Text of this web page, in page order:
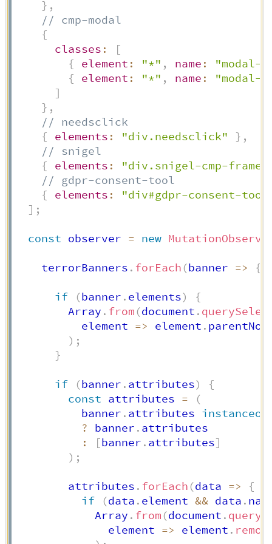
} ,
// cmp-modal
{
classes :
[
{
element : "*" , name :
"modal-
{
element : "*" , name :
"modal-
]
} ,
// needsclick
{
elements : "div.needsclick" } ,
// snigel
{
elements :
"div.snigel-cmp-
// gdpr-consent-tool
{
elements :
"div#gdpr-consent-
] ;
const observer = new
    terrorBanners
. forEach (banner => {
if (banner . elements)
{
        Array
. from (document .
element => element .
) ;
}
if (banner . attributes)
{
const attributes =
(
          banner
. attributes instanceof
? banner . attributes
:
[banner . attributes]
) ;
        attributes
. forEach (data =>
{
if
(data . element && data .
            Array
. from (document .
element => element .